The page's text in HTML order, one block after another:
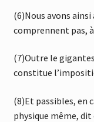
(6)Nous avons ainsi
comprennent pas,
(7)Outre le
constitue
(8)Et passibles, en
physique même,